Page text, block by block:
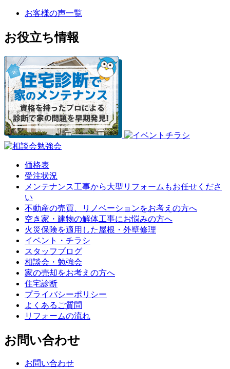
お客様の声一覧
お役立ち情報
価格表
受注状況
メンテナンス工事から大型リフォームもお任せくださ
い
不動産の売買、リノベーションをお考えの方へ
空き家・建物の解体工事にお悩みの方へ
火災保険を適用した屋根・外壁修理
イベント・チラシ
スタッフブログ
相談会・勉強会
家の売却をお考えの方へ
住宅診断
プライバシーポリシー
よくあるご質問
リフォームの流れ
お問い合わせ
お問い合わせ